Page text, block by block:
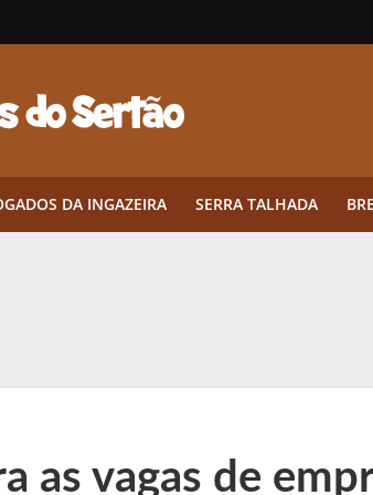
DA INGAZEIRA SERRA TALHADA
Twin lança torneio semanal “Mestres das
as vagas de